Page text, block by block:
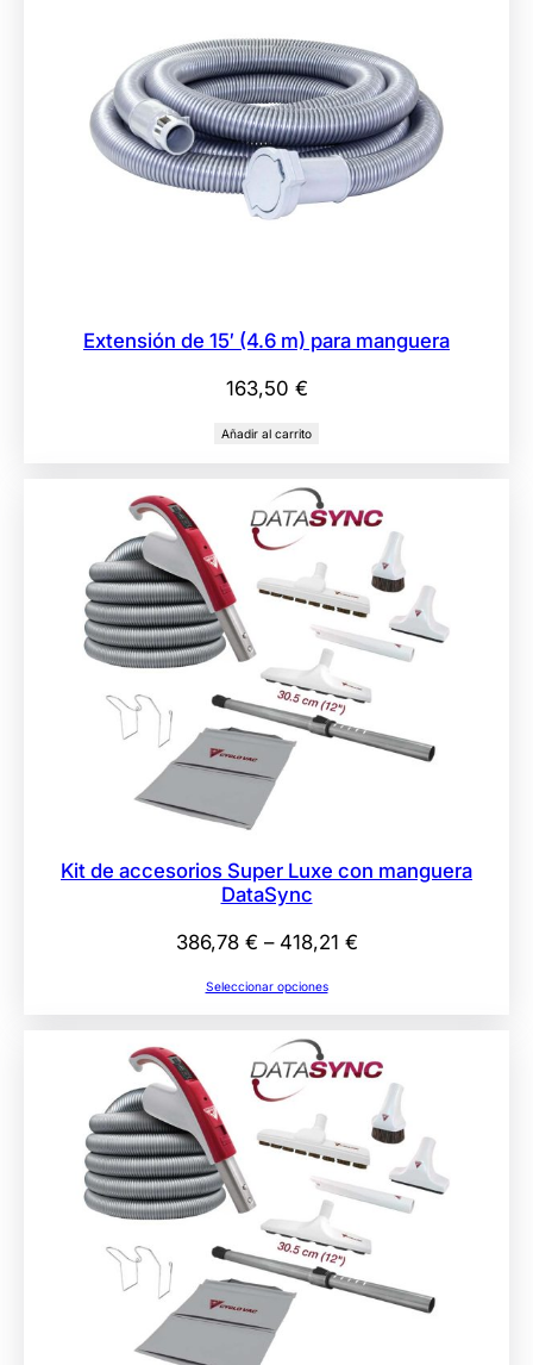
Extensión de 15′ (4.6 m) para manguera
163,50 €
Añadir al carrito
Kit de accesorios Super Luxe con manguera
DataSync
386,78 € – 418,21 €Rango
386,78 €
hasta
418,21 €
Seleccionar opciones